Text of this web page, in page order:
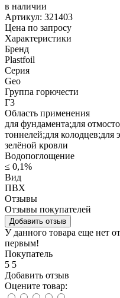
в наличии
Артикул: 321403
Цена по запросу
Характеристики
Бренд
Plastfoil
Серия
Geo
Группа горючести
Г3
Область применения
для фундамента;для
тоннелей;для колодцев;для
зелёной кровли
Водопоглощение
≤ 0,1%
Вид
ПВХ
Отзывы
Отзывы покупателей
Добавить отзыв
У данного товара еще нет
первым!
Покупатель
5 5
Добавить отзыв
Оцените товар: